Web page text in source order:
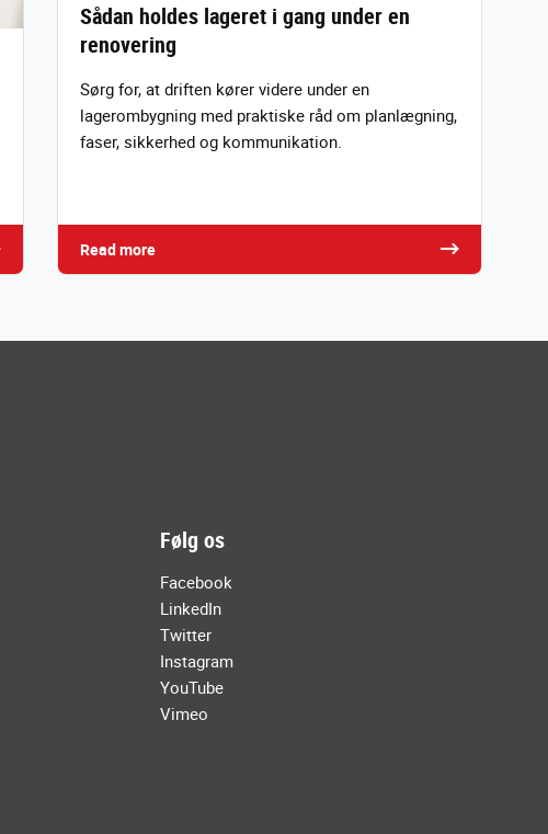
Sådan holdes lageret i gang under en
renovering
Sørg for, at driften kører videre under en
lagerombygning med praktiske råd om planlægning,
faser, sikkerhed og kommunikation.
Read more
Følg os
Facebook
LinkedIn
Twitter
Instagram
YouTube
Vimeo